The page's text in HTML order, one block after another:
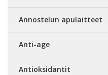
Annostelun apulaitteet
Anti-age
Antioksidantit